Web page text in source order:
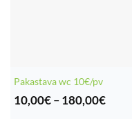
Pakastava wc 10€/pv
10,00€ – 180,00€